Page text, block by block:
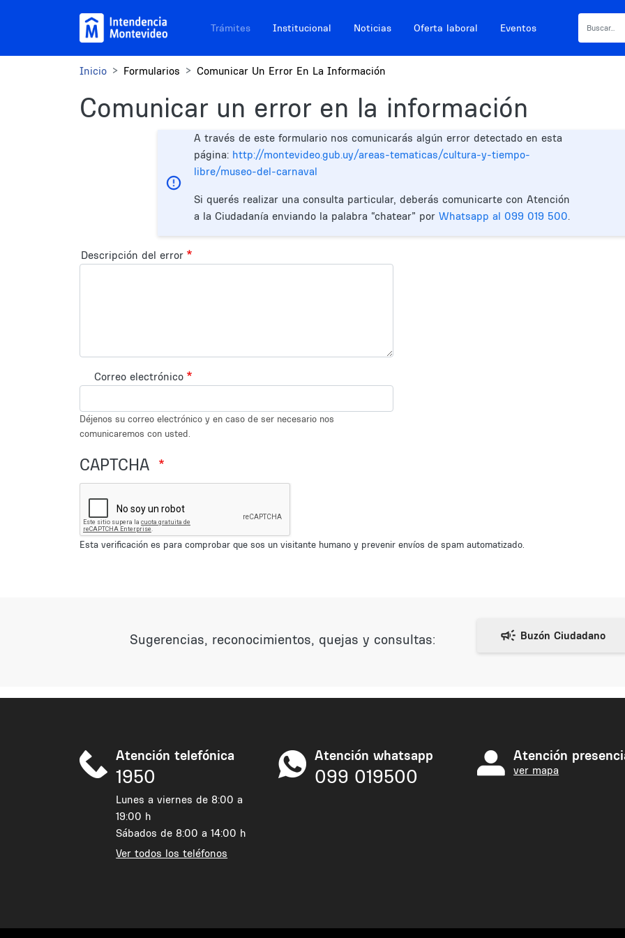
Navegación sitios
Trámites Institucional Noticias Oferta laboral Eventos
Inicio Formularios Comunicar Un Error En La Información
Comunicar un error en la información
A través de este formulario nos comunicarás algún error detectado en esta
página: http://montevideo.gub.uy/areas-tematicas/cultura-y-tiempo-
libre/museo-del-carnaval
Si querés realizar una consulta particular, deberás comunicarte con Atención
a la Ciudadanía enviando la palabra “chatear” por Whatsapp al 099 019 500.
Descripción del error
Correo electrónico
Déjenos su correo electrónico y en caso de ser necesario nos
comunicaremos con usted.
CAPTCHA
Esta verificación es para comprobar que sos un visitante humano y prevenir envíos de spam automatizado.
Sugerencias, reconocimientos, quejas y consultas:
Atención telefónica
1950
Lunes a viernes de 8:00 a
19:00 h
Sábados de 8:00 a 14:00 h
Ver todos los teléfonos
Atención whatsapp
099 019500
Atención
ver mapa